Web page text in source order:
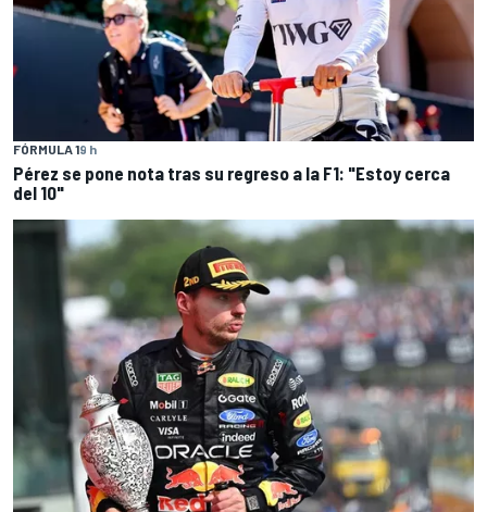
FÓRMULA 19 h
Pérez se pone nota tras su regreso a la F1: "Estoy cerca
del 10"